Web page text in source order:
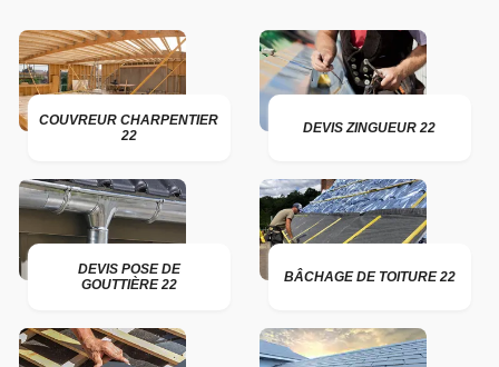
COUVREUR CHARPENTIER
22
DEVIS ZINGUEUR 22
DEVIS POSE DE
GOUTTIÈRE 22
BÂCHAGE DE TOITURE 22